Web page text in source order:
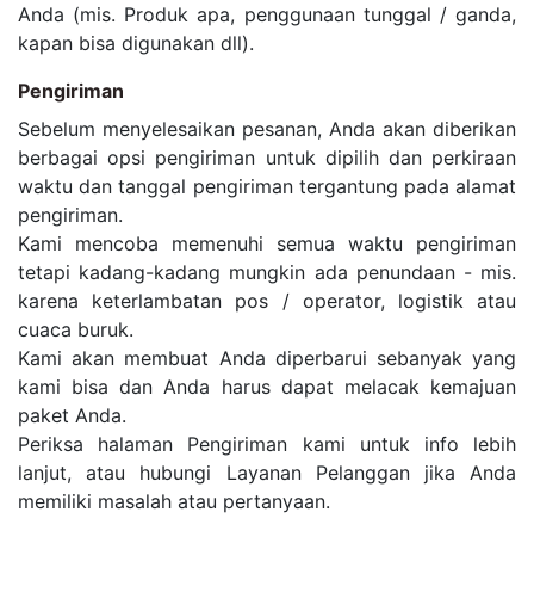
Anda (mis. Produk apa, penggunaan tunggal / ganda,
kapan bisa digunakan dll).
Pengiriman
Sebelum menyelesaikan pesanan, Anda akan diberikan
berbagai opsi pengiriman untuk dipilih dan perkiraan
waktu dan tanggal pengiriman tergantung pada alamat
pengiriman.
Kami mencoba memenuhi semua waktu pengiriman
tetapi kadang-kadang mungkin ada penundaan - mis.
karena keterlambatan pos / operator, logistik atau
cuaca buruk.
Kami akan membuat Anda diperbarui sebanyak yang
kami bisa dan Anda harus dapat melacak kemajuan
paket Anda.
Periksa halaman Pengiriman kami untuk info lebih
lanjut, atau hubungi Layanan Pelanggan jika Anda
memiliki masalah atau pertanyaan.